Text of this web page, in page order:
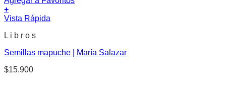
+
Vista Rápida
L i b r o s
Semillas mapuche | María Salazar
$15.900